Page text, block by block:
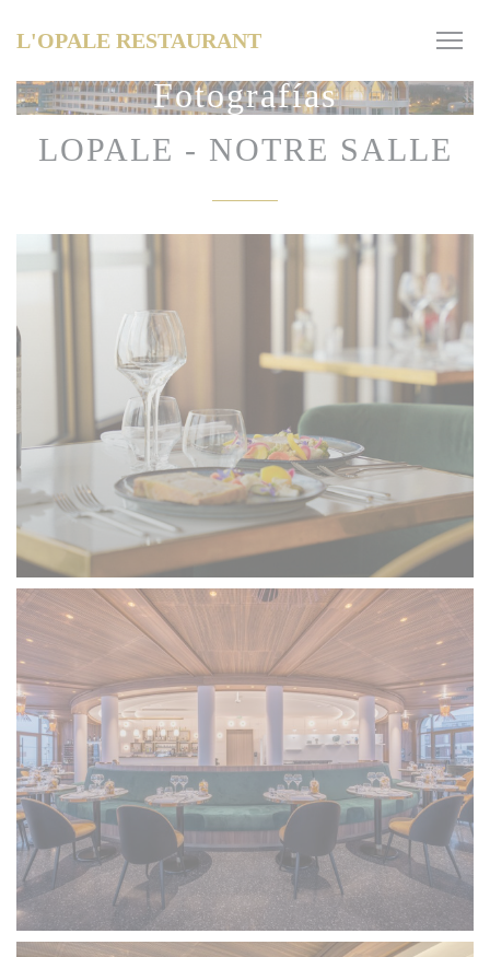
L'OPALE RESTAURANT
Fotografías
LOPALE - NOTRE SALLE